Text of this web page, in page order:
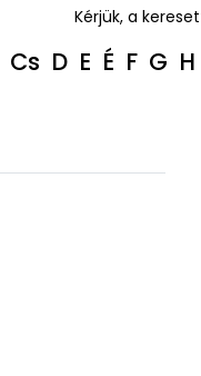
Kérjük, a
Cs D E É F G H